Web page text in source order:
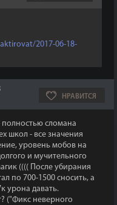
2017-06-18-
НРАВИТСЯ
полностью сломана
школ - все значения
уровень мобов на
и мучительного
(((( После убирания
по 700-1500 сносить, а
урона давать.
("Фикс неверного